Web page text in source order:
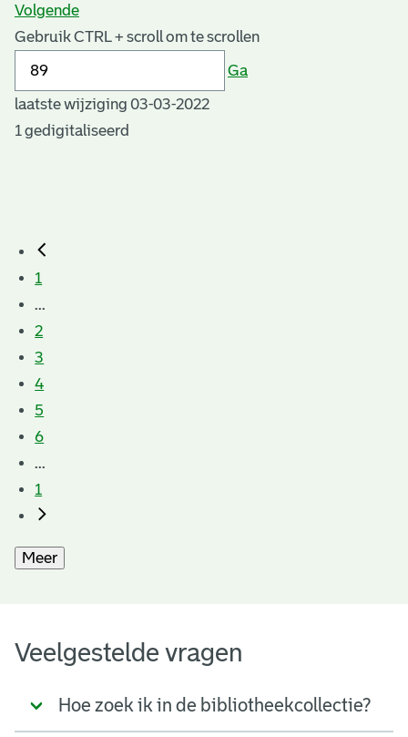
Volgende
Gebruik CTRL + scroll om te scrollen
Ga
laatste wijziging 03-03-2022
1 gedigitaliseerd
1
...
2
3
4
5
6
...
1
Meer
Veelgestelde vragen
Hoe zoek ik in de bibliotheekcollectie?